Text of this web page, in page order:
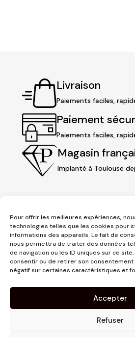
Pour offrir les meilleures expériences,
technologies telles que les cookies pour
informations des appareils. Le fait de
nous permettra de traiter des données
de navigation ou les ID uniques sur ce
consentir ou de retirer son
négatif sur certaines caractéristiques et
Accepter
Refuser
Livraison
Paiements faciles,
Paiement
Paiements faciles,
Magasin
Implanté à Toulouse
3 place Jeanne d'Arc
31000 Toulouse
contact@pujolmaison.com
05 62 73 70 73